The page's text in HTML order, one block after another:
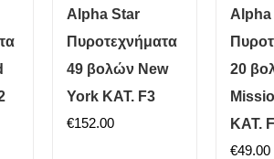
Alpha Star
Πυροτεχνήματα
49 βολών New
York ΚΑΤ. F3
€152.00
Alpha
20
ΚΑΤ.
€49.00